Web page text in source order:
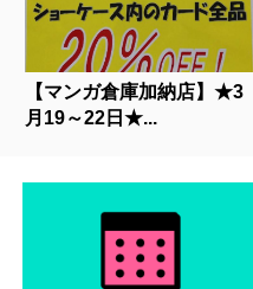
【マンガ倉庫加納店】★3
月19～22日★...